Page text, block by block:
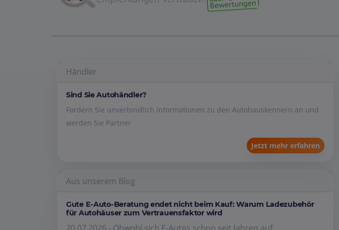
Händler
Sind Sie Autohändler?
Fordern Sie unverbindlich Informationen zu den Autohauskennern an und
werden Sie Partner
Jetzt mehr erfahren
Aus unserem Blog
Gute E-Auto-Beratung endet nicht beim Kauf: Warum Ladezubehör
für Autohäuser zum Vertrauensfaktor wird